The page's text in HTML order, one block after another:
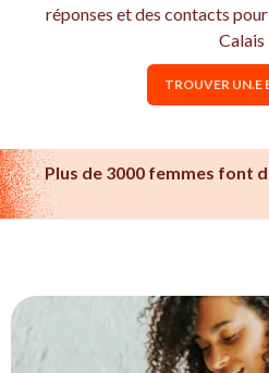
réponses et des contacts
Calais
TROUVER UN.E
Plus de 3000 femmes font